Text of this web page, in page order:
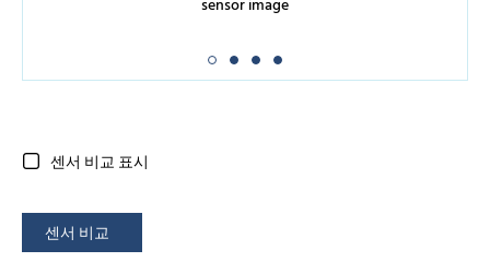
sensor image
센서 비교 표시
센서 비교